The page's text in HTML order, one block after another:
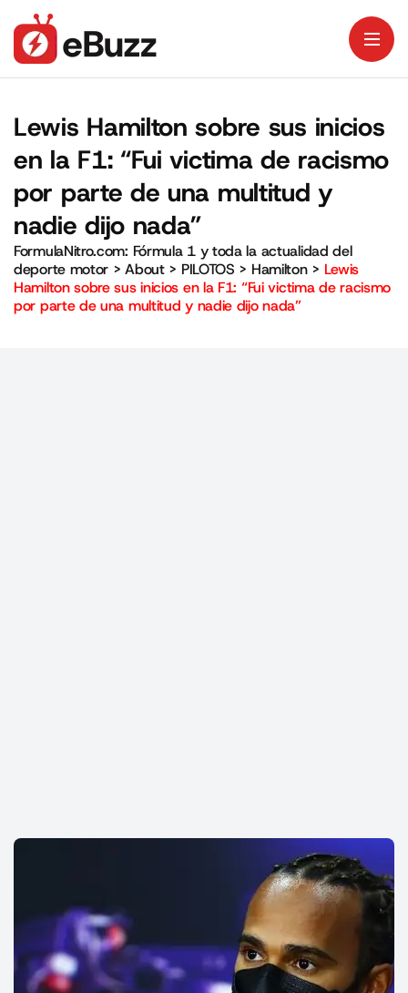
Lewis Hamilton sobre sus inicios
en la F1: “Fui victima de racismo
por parte de una multitud y
nadie dijo nada”
FormulaNitro.com: Fórmula 1 y toda la actualidad del
deporte motor >About> PILOTOS > Hamilton> Lewis
Hamilton sobre sus inicios en la F1: “Fui victima de racismo
por parte de una multitud y nadie dijo nada”